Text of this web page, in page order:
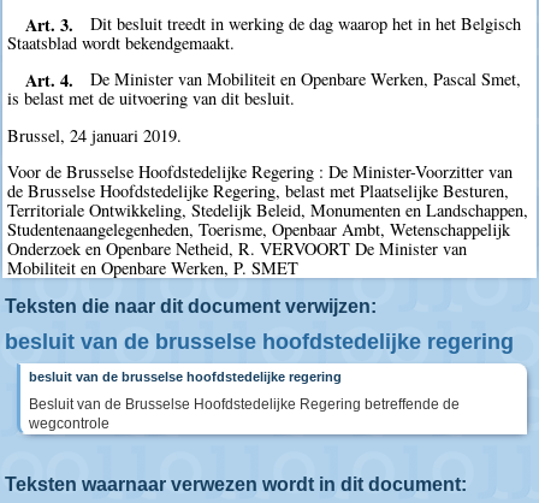
Art. 3.
Dit besluit treedt in werking de dag waarop het in het Belgisch
Staatsblad wordt bekendgemaakt.
Art. 4.
De Minister van Mobiliteit en Openbare Werken, Pascal Smet,
is belast met de uitvoering van dit besluit.
Brussel, 24 januari 2019.
Voor de Brusselse Hoofdstedelijke Regering : De Minister-Voorzitter van
de Brusselse Hoofdstedelijke Regering, belast met Plaatselijke Besturen,
Territoriale Ontwikkeling, Stedelijk Beleid, Monumenten en Landschappen,
Studentenaangelegenheden, Toerisme, Openbaar Ambt, Wetenschappelijk
Onderzoek en Openbare Netheid, R. VERVOORT De Minister van
Mobiliteit en Openbare Werken, P. SMET
Teksten die naar dit document verwijzen:
besluit van de brusselse hoofdstedelijke regering
besluit van de brusselse hoofdstedelijke regering
Besluit van de Brusselse Hoofdstedelijke Regering betreffende de
wegcontrole
Teksten waarnaar verwezen wordt in dit document: